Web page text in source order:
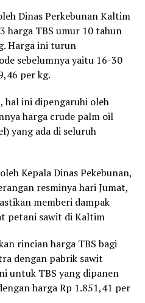
Dinas Perkebunan Kaltim
harga TBS umur 10 tahun
Harga ini turun
sebelumnya yaitu 16-30
per kg.
hal ini dipengaruhi oleh
harga crude palm oil
yang ada di seluruh
Kepala Dinas Pekebunan,
resminya hari Jumat,
memberi dampak
petani sawit di Kaltim
rincian harga TBS bagi
dengan pabrik sawit
untuk TBS yang dipanen
harga Rp 1.851,41 per